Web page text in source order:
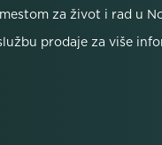
za život i rad u
prodaje za više